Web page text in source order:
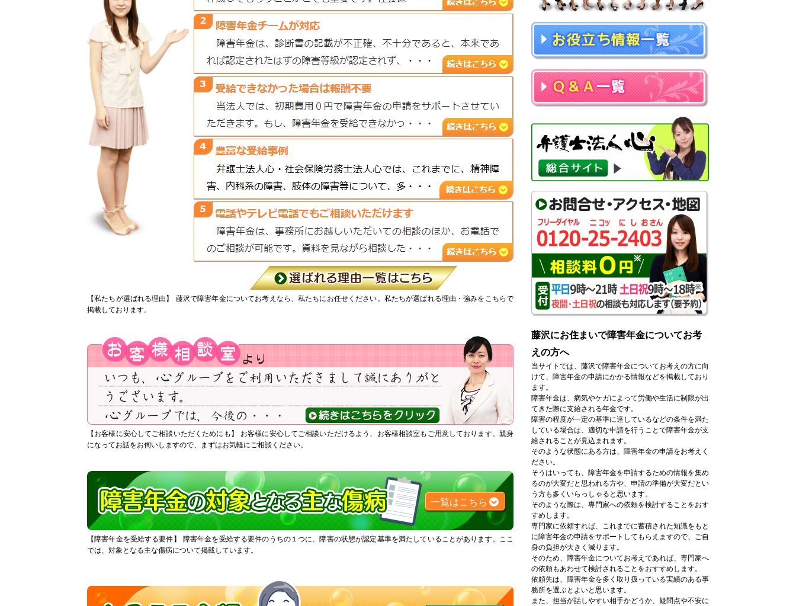
【私たちが選ばれる理由】
藤沢で障害年金についてお考えなら、私たちにお任せください。私たちが選ばれる理由・強みをこちらで
掲載しております。
【お客様に安心してご相談いただくためにも】
お客様に安心してご相談いただけるよう、お客様相談室もご用意しております。親身
になってお話をお伺いしますので、まずはお気軽にご相談ください。
一覧はこちら
【障害年金を受給する要件】
障害年金を受給する要件のうちの１つに、障害の状態が認定基準を満たしていることがあります。ここ
では、対象となる主な傷病について掲載しています。
藤沢にお住まいで障害年金についてお考
えの方へ
当サイトでは、藤沢で障害年金についてお考えの方に向
けて、障害年金の申請にかかる情報などを掲載しており
ます。
障害年金は、病気やケガによって労働や生活に制限が出
てきた際に支給される年金です。
障害の程度が一定の基準に達しているなどの条件を満た
している場合は、適切な申請を行うことで障害年金が支
給されることが見込まれます。
そのような状態にある方は、障害年金の申請をお考えく
ださい。
そうはいっても、障害年金を申請するための情報を集め
るのが大変だと思われる方や、申請の準備が大変だとい
う方も多くいらっしゃると思います。
そのような際は、専門家への依頼を検討することをおす
すめします。
専門家に依頼すれば、これまでに蓄積された知識をもと
に障害年金の申請をサポートしてもらえますので、ご自
身の負担が大きく減ります。
そのため、障害年金についてお考えであれば、専門家へ
の依頼もあわせて検討されることをおすすめします。
依頼先は、障害年金を多く取り扱っている実績のある事
務所を選ぶとよいと思います。
また、担当が話しやすい相手かどうか、疑問点や不安に